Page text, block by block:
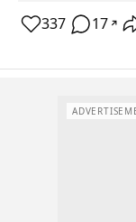
337 17 ↗